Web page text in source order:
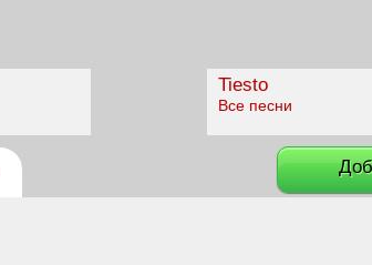
Tiesto
Все песни